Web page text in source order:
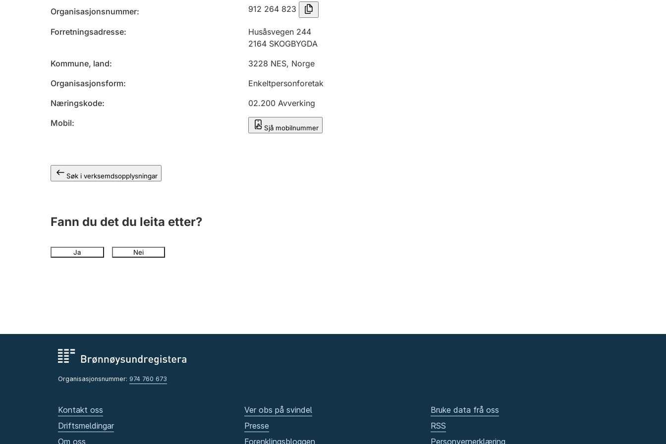
Organisasjonsnummer 912 264 823
Forretningsadresse
Husåsvegen 244
2164 SKOGBYGDA
Kommune, land
3228 NES, Norge
Organisasjonsform
Enkeltpersonforetak
Næringskode
02.200 Avverking
Mobil
Sjå mobilnummer
Søk i verksemdsopplysningar
Fann du det du leita etter?
Ja Nei
Organisasjonsnummer: 974 760 673
Kontakt oss
Driftsmeldingar
Om oss
Ver obs på svindel
Presse
Forenklingsbloggen
Bruke data frå oss
RSS
Personvernerklæring